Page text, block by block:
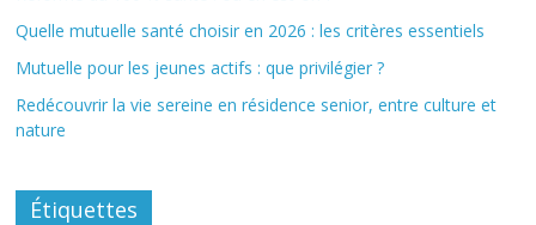
Quelle mutuelle santé choisir en 2026 : les critères essentiels
Mutuelle pour les jeunes actifs : que privilégier ?
Redécouvrir la vie sereine en résidence senior, entre culture et
nature
Étiquettes